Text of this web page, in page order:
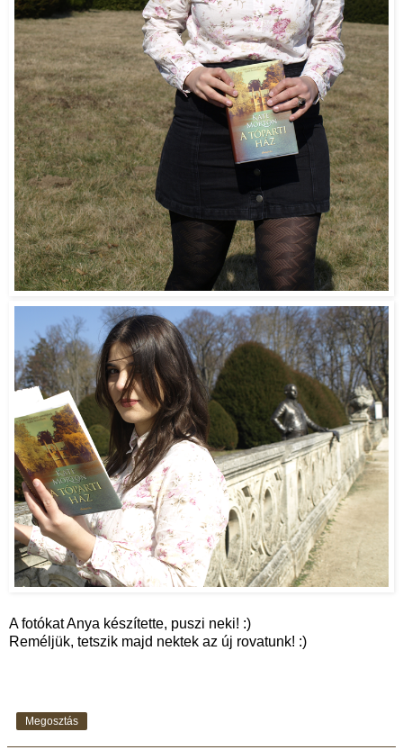
A fotókat Anya készítette, puszi neki! :)
Reméljük, tetszik majd nektek az új rovatunk! :)
Megosztás